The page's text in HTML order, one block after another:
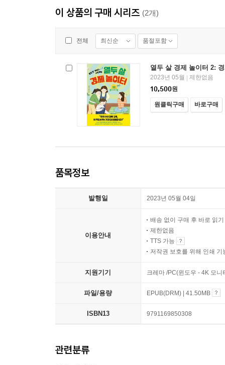
이 상품의 구매 시리즈 (2개)
전체 최신순 품절포함
열두 살 경제 놀이터 2:
2023년 05월
제한없음
10,500원
원클릭구매 바로구매
품목정보
발행일 2023년 05월 04일
이용안내
배송 없이 구매 후 바로 읽기
제한없음
TTS 가능
저작권 보호를 위해 인쇄 기
지원기기 크레마 /PC(윈도우 - 4K 모
파일/용량 EPUB(DRM) | 41.50MB
ISBN13 9791169850308
관련분류